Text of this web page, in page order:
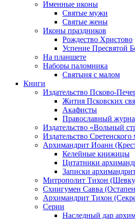
Именные иконы
Святые мужи
Святые жены
Иконы праздников
Рождество Христово
Успение Пресвятой
На планшете
Наборы паломника
Святыня с малом
Книги
Издательство Псково-
Жития Псковских
Акафисты
Православный
Издательство «Вольный
Издательство
Архимандрит Иоанн
Келейные книжицы
Цитатники
Записки
Митрополит Тихон
Схиигумен Савва
Архимандрит Тихон
Серии
Наследный дар